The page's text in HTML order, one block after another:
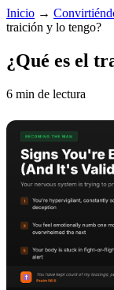
Inicio →
traición y lo tengo?
¿Qué es el
6 min de lectura